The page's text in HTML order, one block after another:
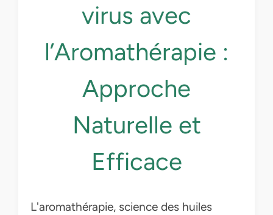
virus avec
l’Aromathérapie :
Approche
Naturelle et
Efficace
L'aromathérapie, science des huiles